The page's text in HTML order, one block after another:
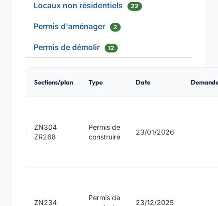
Locaux non résidentiels 22
Permis d'aménager 2
Permis de démolir 12
Sections/plan Type Date
ZN304
ZR268
Permis de
construire
23/01/2026
ZN234
Permis de
23/12/2025